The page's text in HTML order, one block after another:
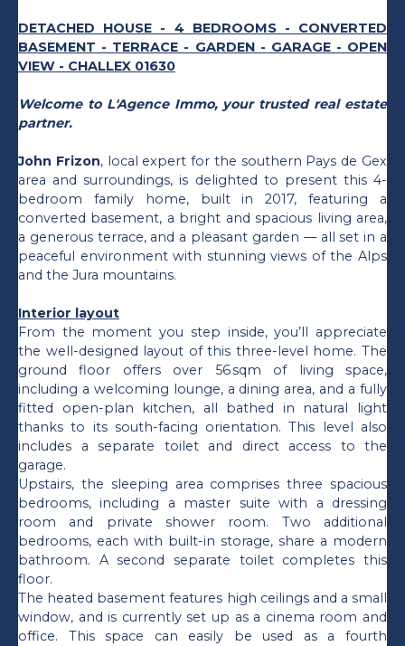
DETACHED HOUSE - 4 BEDROOMS - CONVERTED
BASEMENT - TERRACE - GARDEN - GARAGE - OPEN
VIEW - CHALLEX 01630
Welcome to L'Agence Immo, your trusted real estate
partner.
John Frizon, local expert for the southern Pays de Gex
area and surroundings, is delighted to present this 4-
bedroom family home, built in 2017, featuring a
converted basement, a bright and spacious living area,
a generous terrace, and a pleasant garden — all set in a
peaceful environment with stunning views of the Alps
and the Jura mountains.
Interior layout
From the moment you step inside, you’ll appreciate
the well-designed layout of this three-level home. The
ground floor offers over 56 sqm of living space,
including a welcoming lounge, a dining area, and a fully
fitted open-plan kitchen, all bathed in natural light
thanks to its south-facing orientation. This level also
includes a separate toilet and direct access to the
garage.
Upstairs, the sleeping area comprises three spacious
bedrooms, including a master suite with a dressing
room and private shower room. Two additional
bedrooms, each with built-in storage, share a modern
bathroom. A second separate toilet completes this
floor.
The heated basement features high ceilings and a small
window, and is currently set up as a cinema room and
office. This space can easily be used as a fourth